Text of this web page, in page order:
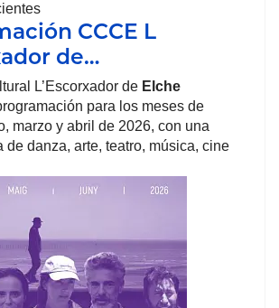
CCCE L
de…
L’Escorxador de Elche
para los meses de
marzo y abril de 2026, con una
de danza, arte, teatro, música, cine